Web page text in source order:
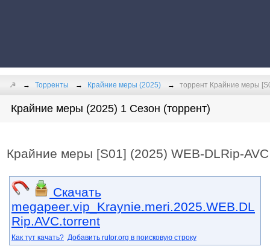
☭ Торренты Крайние меры (2025) торрент Крайние меры
Крайние меры (2025) 1 Сезон (торрент)
Крайние меры [S01] (2025) WEB-DLRip-
Скачать
megapeer.vip_Kraynie.meri.2025.WEB.DL
Rip.AVC.torrent
Как тут качать? Добавить rutor.org в поисковую строку